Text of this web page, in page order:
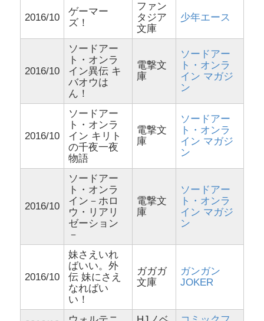
2016/10
ゲーマー
ズ！
ファン
タジア
文庫
少年エース
2016/10
ソードアー
ト・オンラ
イン異伝 キ
バオウは
ん！
電撃文
庫
ソードアー
ト・オンラ
イン マガジ
ン
2016/10
ソードアー
ト・オンラ
イン キリト
の千夜一夜
物語
電撃文
庫
ソードアー
ト・オンラ
イン マガジ
ン
2016/10
ソードアー
ト・オンラ
イン－ホロ
ウ・リアリ
ゼーション
－
電撃文
庫
ソードアー
ト・オンラ
イン マガジ
ン
2016/10
妹さえいれ
ばいい。外
伝 妹にさえ
なればい
い！
ガガガ
文庫
ガンガン
JOKER